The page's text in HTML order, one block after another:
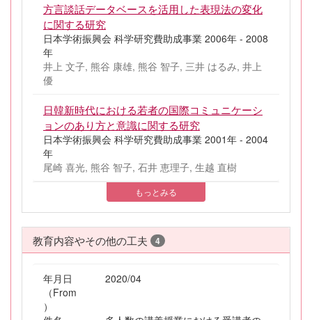
方言談話データベースを活用した表現法の変化
に関する研究
日本学術振興会 科学研究費助成事業 2006年 - 2008
年
井上 文子, 熊谷 康雄, 熊谷 智子, 三井 はるみ, 井上
優
日韓新時代における若者の国際コミュニケーシ
ョンのあり方と意識に関する研究
日本学術振興会 科学研究費助成事業 2001年 - 2004
年
尾崎 喜光, 熊谷 智子, 石井 恵理子, 生越 直樹
もっとみる
教育内容やその他の工夫 4
年月日
（From
）
2020/04